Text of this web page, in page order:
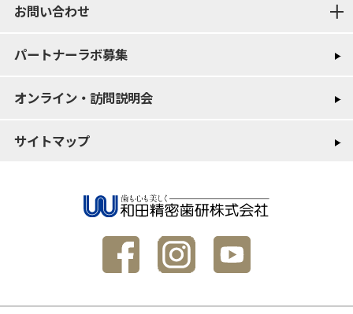
お問い合わせ
パートナーラボ募集
オンライン・訪問説明会
サイトマップ